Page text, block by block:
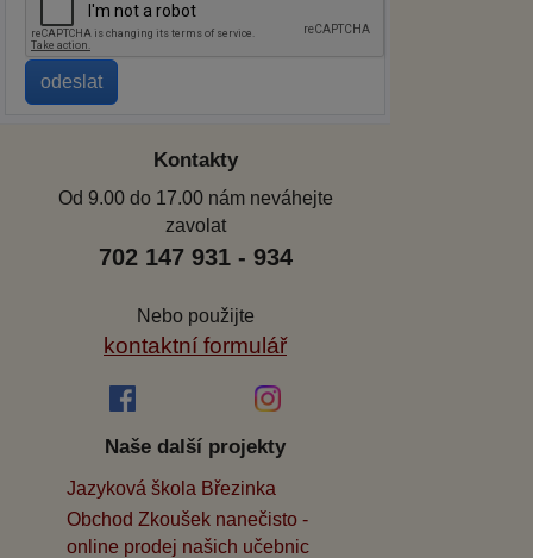
Kontakty
Od 9.00 do 17.00 nám neváhejte
zavolat
702 147 931 - 934
Nebo použijte
kontaktní formulář
Naše další projekty
Jazyková škola Březinka
Obchod Zkoušek nanečisto -
online prodej našich učebnic